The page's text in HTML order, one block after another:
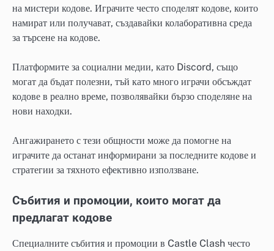
на мистери кодове. Играчите често споделят кодове, които
намират или получават, създавайки колаборативна среда
за търсене на кодове.
Платформите за социални медии, като Discord, също
могат да бъдат полезни, тъй като много играчи обсъждат
кодове в реално време, позволявайки бързо споделяне на
нови находки.
Ангажирането с тези общности може да помогне на
играчите да останат информирани за последните кодове и
стратегии за тяхното ефективно използване.
Събития и промоции, които могат да
предлагат кодове
Специалните събития и промоции в Castle Clash често